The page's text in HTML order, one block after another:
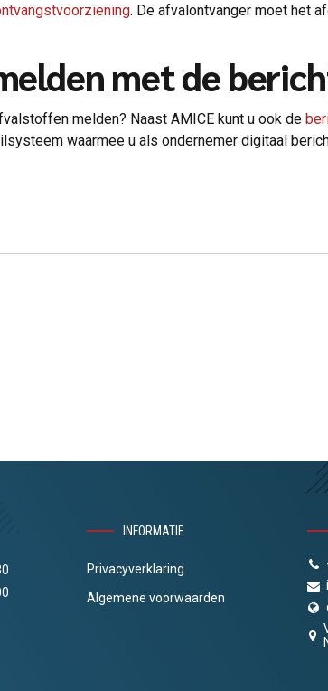
. De afvalontvanger moet het
met de
melden? Naast AMICE kunt u ook de
waarmee u als ondernemer digitaal
INFORMATIE
Privacyverklaring
Algemene voorwaarden